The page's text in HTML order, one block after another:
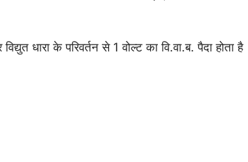
धारा के परिवर्तन से 1 वोल्ट का वि.वा.ब. पैदा होता है